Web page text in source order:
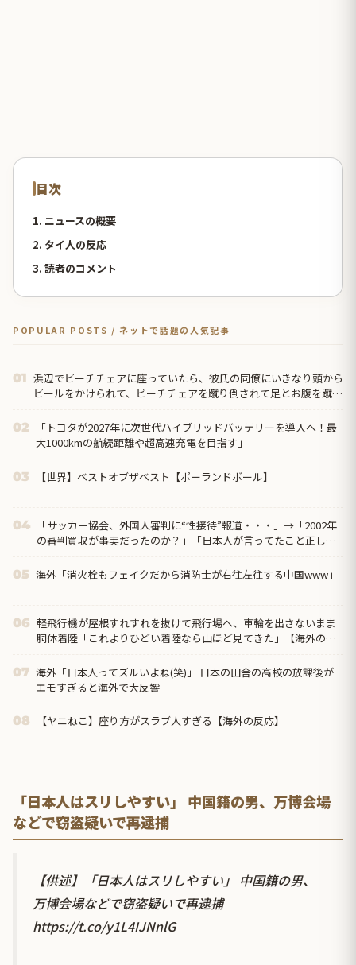
目次
1. ニュースの概要
2. タイ人の反応
3. 読者のコメント
POPULAR POSTS / ネットで話題の人気記事
01 浜辺でビーチチェアに座っていたら、彼氏の同僚にいきなり頭から
ビールをかけられて、ビーチチェアを蹴り倒されて足とお腹を蹴ら
02
「トヨタが2027年に次世代ハイブリッドバッテリーを導入へ！最
大1000kmの航続距離や超高速充電を目指す」
03 【世界】ベストオブザベスト【ポーランドボール】
04
「サッカー協会、外国人審判に“性接待”報道・・・」→「2002年
の審判買収が事実だったのか？」「日本人が言ってたこと正しか
05 海外「消火栓もフェイクだから消防士が右往左往する中国www」
06 軽飛行機が屋根すれすれを抜けて飛行場へ、車輪を出さないまま
胴体着陸「これよりひどい着陸なら山ほど見てきた」【海外の反
07 海外「日本人ってズルいよね(笑)」 日本の田舎の高校の放課後が
エモすぎると海外で大反響
08 【ヤニねこ】座り方がスラブ人すぎる【海外の反応】
「日本人はスリしやすい」 中国籍の男、万博会場
などで窃盗疑いで再逮捕
【供述】「日本人はスリしやすい」 中国籍の男、
万博会場などで窃盗疑いで再逮捕
https://t.co/y1L4IJNnlG